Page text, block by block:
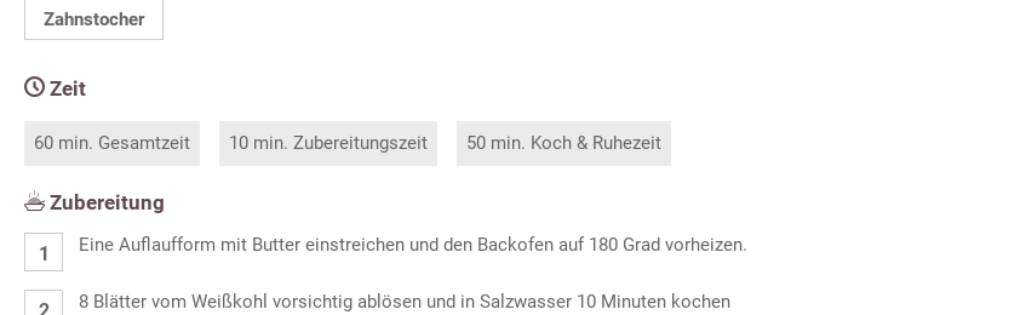
Zahnstocher
Zeit
60 min. Gesamtzeit 10 min. Zubereitungszeit 50 min. Koch & Ruhezeit
Zubereitung
Eine Auflaufform mit Butter einstreichen und den Backofen auf 180 Grad vorheizen.
8 Blätter vom Weißkohl vorsichtig ablösen und in Salzwasser 10 Minuten kochen